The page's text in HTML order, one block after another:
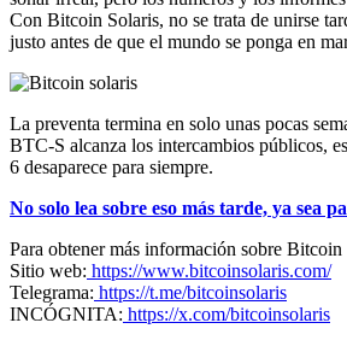
Con Bitcoin Solaris, no se trata de unirse
justo antes de que el mundo se ponga en
La preventa termina en solo unas pocas
BTC-S alcanza los intercambios públicos,
6 desaparece para siempre.
No solo lea sobre eso más tarde, ya sea
Para obtener más información sobre Bitcoin
Sitio web: https://www.bitcoinsolaris.com/
Telegrama: https://t.me/bitcoinsolaris
INCÓGNITA: https://x.com/bitcoinsolaris